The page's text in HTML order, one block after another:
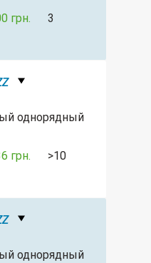
грн. 3
однорядный
грн. >10
однорядный